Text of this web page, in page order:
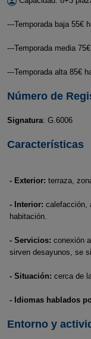
---Temporada baja 55€
---Temporada media
---Temporada alta 85€
Número de
Signatura: G.6006
Características
- Exterior: terraza,
- Interior: calefacción,
habitación.
- Servicios: conexión
sirven desayunos, se
- Situación: cerca de
- Idiomas hablados
Entorno y